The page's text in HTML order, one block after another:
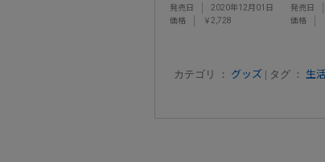
発売日
2020年12月01日
価格
￥2,728
発売日
価格
カテゴリ ： グッズ | タグ ： 生